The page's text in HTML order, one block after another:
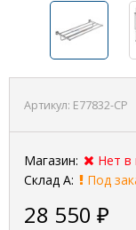
Артикул: E77832-CP
Магазин:
Нет в
Склад А:
Под
28 550 ₽